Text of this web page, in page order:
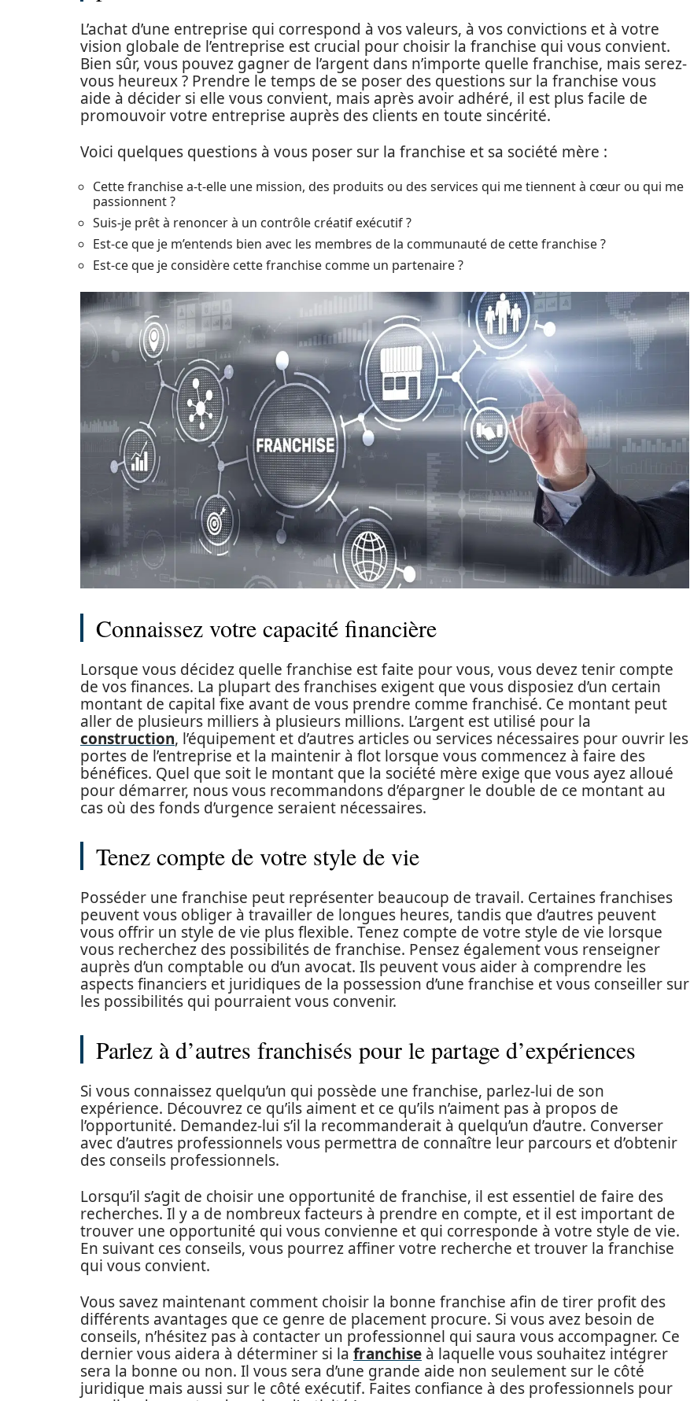
L’achat d’une entreprise qui correspond à vos valeurs, à vos convictions et à votre
vision globale de l’entreprise est crucial pour choisir la franchise qui vous convient.
Bien sûr, vous pouvez gagner de l’argent dans n’importe quelle franchise, mais serez-
vous heureux ? Prendre le temps de se poser des questions sur la franchise vous
aide à décider si elle vous convient, mais après avoir adhéré, il est plus facile de
promouvoir votre entreprise auprès des clients en toute sincérité.
Voici quelques questions à vous poser sur la franchise et sa société mère :
Cette franchise a-t-elle une mission, des produits ou des services qui me tiennent à cœur ou qui me
passionnent ?
Suis-je prêt à renoncer à un contrôle créatif exécutif ?
Est-ce que je m’entends bien avec les membres de la communauté de cette franchise ?
Est-ce que je considère cette franchise comme un partenaire ?
Connaissez votre capacité financière
Lorsque vous décidez quelle franchise est faite pour vous, vous devez tenir compte
de vos finances. La plupart des franchises exigent que vous disposiez d’un certain
montant de capital fixe avant de vous prendre comme franchisé. Ce montant peut
aller de plusieurs milliers à plusieurs millions. L’argent est utilisé pour la
construction, l’équipement et d’autres articles ou services nécessaires pour ouvrir les
portes de l’entreprise et la maintenir à flot lorsque vous commencez à faire des
bénéfices. Quel que soit le montant que la société mère exige que vous ayez alloué
pour démarrer, nous vous recommandons d’épargner le double de ce montant au
cas où des fonds d’urgence seraient nécessaires.
Tenez compte de votre style de vie
Posséder une franchise peut représenter beaucoup de travail. Certaines franchises
peuvent vous obliger à travailler de longues heures, tandis que d’autres peuvent
vous offrir un style de vie plus flexible. Tenez compte de votre style de vie lorsque
vous recherchez des possibilités de franchise. Pensez également vous renseigner
auprès d’un comptable ou d’un avocat. Ils peuvent vous aider à comprendre les
aspects financiers et juridiques de la possession d’une franchise et vous conseiller sur
les possibilités qui pourraient vous convenir.
Parlez à d’autres franchisés pour le partage d’expériences
Si vous connaissez quelqu’un qui possède une franchise, parlez-lui de son
expérience. Découvrez ce qu’ils aiment et ce qu’ils n’aiment pas à propos de
l’opportunité. Demandez-lui s’il la recommanderait à quelqu’un d’autre. Converser
avec d’autres professionnels vous permettra de connaître leur parcours et d’obtenir
des conseils professionnels.
Lorsqu’il s’agit de choisir une opportunité de franchise, il est essentiel de faire des
recherches. Il y a de nombreux facteurs à prendre en compte, et il est important de
trouver une opportunité qui vous convienne et qui corresponde à votre style de vie.
En suivant ces conseils, vous pourrez affiner votre recherche et trouver la franchise
qui vous convient.
Vous savez maintenant comment choisir la bonne franchise afin de tirer profit des
différents avantages que ce genre de placement procure. Si vous avez besoin de
conseils, n’hésitez pas à contacter un professionnel qui saura vous accompagner. Ce
dernier vous aidera à déterminer si la franchise à laquelle vous souhaitez intégrer
sera la bonne ou non. Il vous sera d’une grande aide non seulement sur le côté
juridique mais aussi sur le côté exécutif. Faites confiance à des professionnels pour